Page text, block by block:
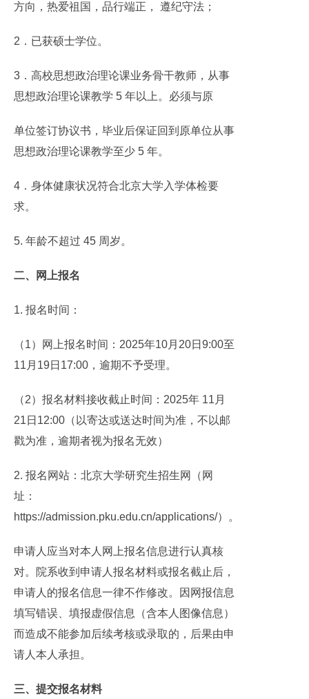
方向，热爱祖国，品行端正， 遵纪守法；
2．已获硕士学位。
3．高校思想政治理论课业务骨干教师，从事
思想政治理论课教学 5 年以上。必须与原
单位签订协议书，毕业后保证回到原单位从事
思想政治理论课教学至少 5 年。
4．身体健康状况符合北京大学入学体检要
求。
5. 年龄不超过 45 周岁。
二、网上报名
1. 报名时间：
（1）网上报名时间：2025年10月20日9:00至
11月19日17:00，逾期不予受理。
（2）报名材料接收截止时间：2025年 11月
21日12:00（以寄达或送达时间为准，不以邮
戳为准，逾期者视为报名无效）
2. 报名网站：北京大学研究生招生网（网
址：
https://admission.pku.edu.cn/applications/）。
申请人应当对本人网上报名信息进行认真核
对。院系收到申请人报名材料或报名截止后，
申请人的报名信息一律不作修改。因网报信息
填写错误、填报虚假信息（含本人图像信息）
而造成不能参加后续考核或录取的，后果由申
请人本人承担。
三、提交报名材料